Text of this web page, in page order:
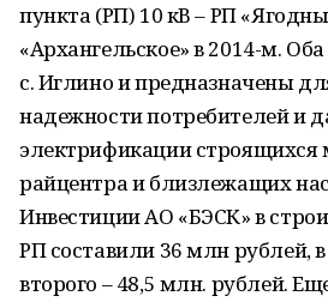
пункта (РП) 10 кВ – РП
«Архангельское» в 2014-м.
с. Иглино и предназначены
надежности потребителей и
электрификации строящихся
райцентра и близлежащих
Инвестиции АО «БЭСК» в
РП составили 36 млн рублей,
второго – 48,5 млн. рублей.